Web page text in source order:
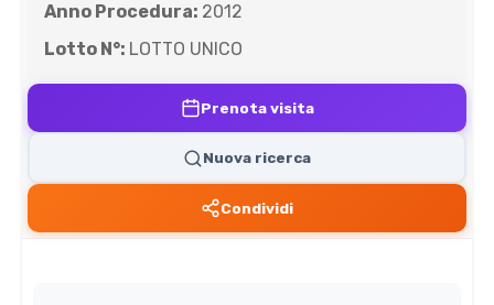
Anno Procedura: 2012
Lotto N°: LOTTO UNICO
Prenota visita
Nuova ricerca
Condividi